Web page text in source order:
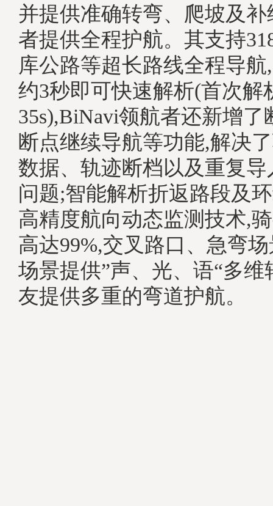
并提供准确转弯、爬坡及
者提供全程护航。其支持
库公路等超长路线全程导航
约3秒即可快速解析(首次解
35s),BiNavi领航者还新增了
断点继续导航等功能,解决
数据、轨迹断档以及重复
问题;智能解析折返路段及
高精度航向动态监测技术,
高达99%,交叉路口、急弯
场景提供”声、光、语“多
友提供多重的弯道护航。